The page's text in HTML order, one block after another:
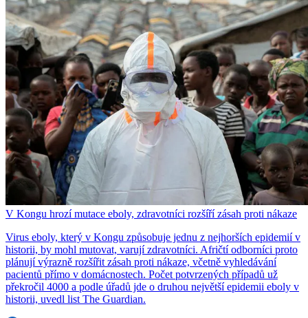
V Kongu hrozí mutace eboly, zdravotníci rozšíří zásah proti nákaze
Virus eboly, který v Kongu způsobuje jednu z nejhorších epidemií v
historii, by mohl mutovat, varují zdravotníci. Afričtí odborníci proto
plánují výrazně rozšířit zásah proti nákaze, včetně vyhledávání
pacientů přímo v domácnostech. Počet potvrzených případů už
překročil 4000 a podle úřadů jde o druhou největší epidemii eboly v
historii, uvedl list The Guardian.